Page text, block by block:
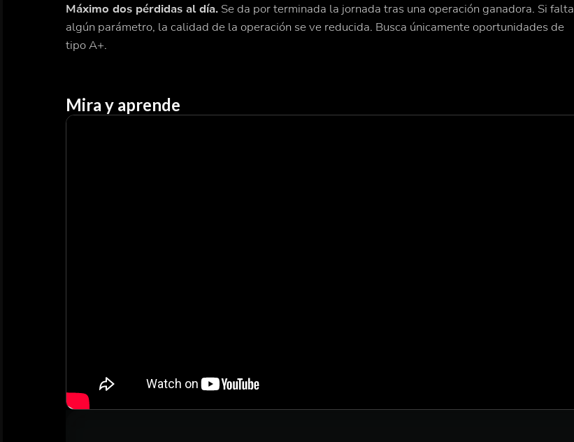
Máximo dos pérdidas al día. Se da por terminada la jornada tras una operación ganadora. Si falta
algún parámetro, la calidad de la operación se ve reducida. Busca únicamente oportunidades de
tipo A+.
Mira y aprende